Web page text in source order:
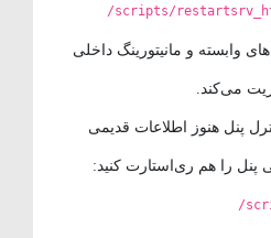
/scripts/
و مانیتورینگ داخلی
می‌کند.
پنل هنوز اطلاعات قدیمی
را هم ری‌استارت کنید:
/